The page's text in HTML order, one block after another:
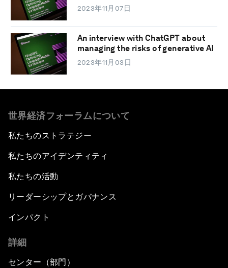
2023年11月07日
An interview with ChatGPT about
managing the risks of generative AI
2023年11月03日
世界経済フォーラムについて
私たちのストラテジー
私たちのアイデンティティ
私たちの活動
リーダーシップとガバナンス
インパクト
詳細
センター（部門）